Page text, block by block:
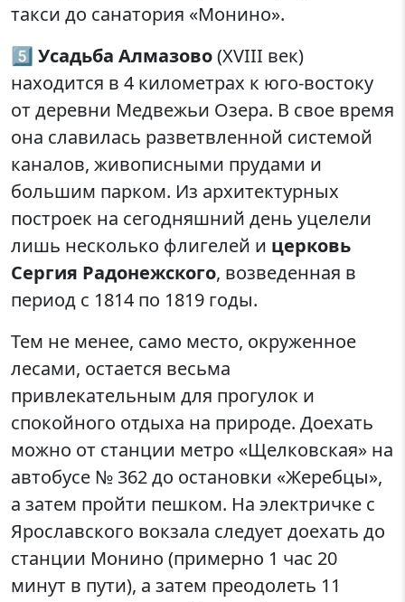
такси до санатория «Монино».
5️⃣ Усадьба Алмазово(XVIII век)
находится в 4 километрах к юго-востоку
от деревни Медвежьи Озера. В свое время
она славилась разветвленной системой
каналов, живописными прудами и
большим парком. Из архитектурных
построек на сегодняшний день уцелели
лишь несколько флигелей и церковь
Сергия Радонежского, возведенная в
период с 1814 по 1819 годы.
Тем не менее, само место, окруженное
лесами, остается весьма
привлекательным для прогулок и
спокойного отдыха на природе. Доехать
можно от станции метро «Щелковская» на
автобусе № 362 до остановки «Жеребцы»,
а затем пройти пешком. На электричке с
Ярославского вокзала следует доехать до
станции Монино (примерно 1 час 20
минут в пути), а затем преодолеть 11